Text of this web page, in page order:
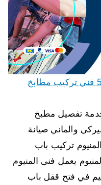
فني المنيوم النسيم 52227343 فني تركيب مطابخ
خدمة تفصيل مطبخ
والماني صيانة
تركيب باب
يعمل فنى المنيوم
في فتح قفل باب